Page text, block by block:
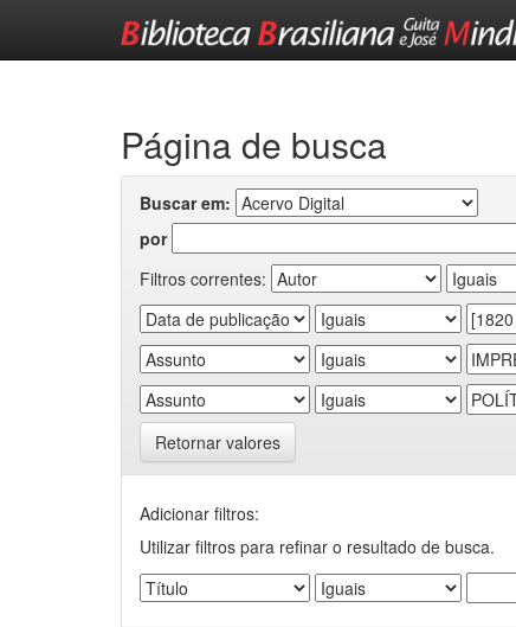
Página de busca
Buscar em:
por
Filtros correntes:
Retornar valores
Adicionar filtros:
Utilizar filtros para refinar o resultado de busca.